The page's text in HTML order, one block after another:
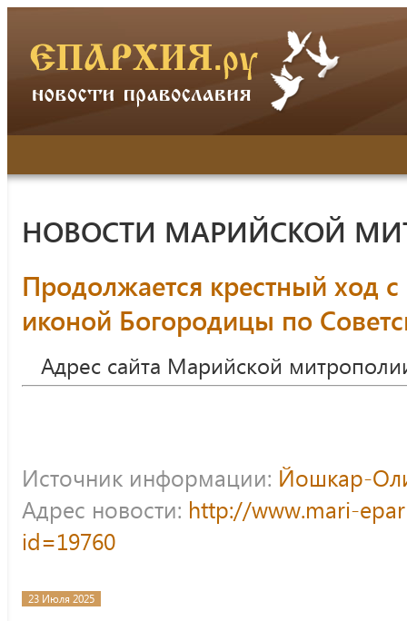
НОВОСТИ МАРИЙСКОЙ
Продолжается крестный ход
иконой Богородицы по
Адрес сайта Марийской
Источник информации: Йошкар-
Адрес новости: http://www.mari-
id=19760
23 Июля 2025